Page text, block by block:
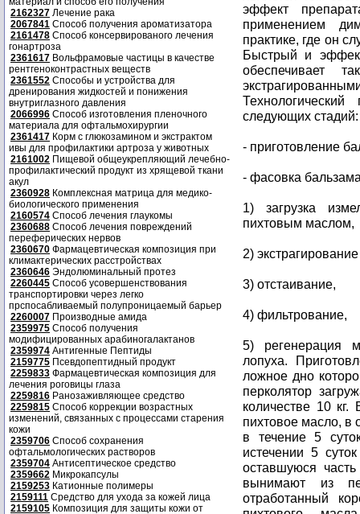
2162327 Лечение рака
2067841 Способ получения ароматизатора
2161478 Способ консервированого лечения
гонартроза
2361617 Вольфрамовые частицы в качестве
рентгеноконтрастных веществ
2361552 Способы и устройства для
дренирования жидкостей и понижения
внутриглазного давления
2066996 Способ изготовления пленочного
материала для офтальмохирургии
2361417 Корм с глюкозамином и экстрактом
ивы для профилактики артроза у животных
2161002 Пищевой общеукрепляющий лечебно-
профилактический продукт из хрящевой ткани
акул
2360928 Комплексная матрица для медико-
биологического применения
2160574 Способ лечения глаукомы
2360688 Способ лечения повреждений
переферических нервов
2360670 Фармацевтическая композиция при
климактерических расстройствах
2360646 Эндолюминальный протез
2260445 Способ усовершенствования
транспортировки через легко
прспосабливаемый полупроницаемый барьер
2260007 Производные амида
2359975 Способ получения
модифицированных арабиногалактанов
2359974 Антигенные Пептиды
2159775 Псевдопептидный продукт
2259833 Фармацевтическая композиция для
лечения роговицы глаза
2259816 Ранозаживляющее средство
2259815 Способ коррекции возрастных
изменений, связанных с процессами старения
кожи
2359706 Способ сохранения
офтальмологических растворов
2359704 Антисептическое средство
2359662 Микрокапсулы
2159253 Катионные полимеры
2159111 Средство для ухода за кожей лица
2159105 Композиция для защиты кожи от
эффект
применением
практике, где он
Быстрый и
обеспечивает
следующих стадий:
- приготовление
- фасовка
1) загрузка
пихтовым маслом,
2)
3) отстаивание,
4) фильтрование,
5) регенерация
лопуха.
ложное дно
перколятор
количестве 10
пихтовое масло, в
в течение 5
истечении 5
оставшуюся
вынимают из
отработанный